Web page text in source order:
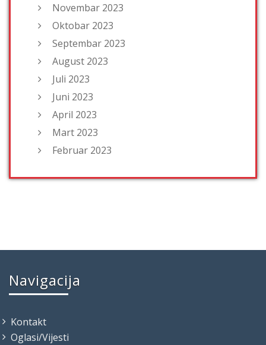
Novembar 2023
Oktobar 2023
Septembar 2023
August 2023
Juli 2023
Juni 2023
April 2023
Mart 2023
Februar 2023
Navigacija
Kontakt
Oglasi/Vijesti